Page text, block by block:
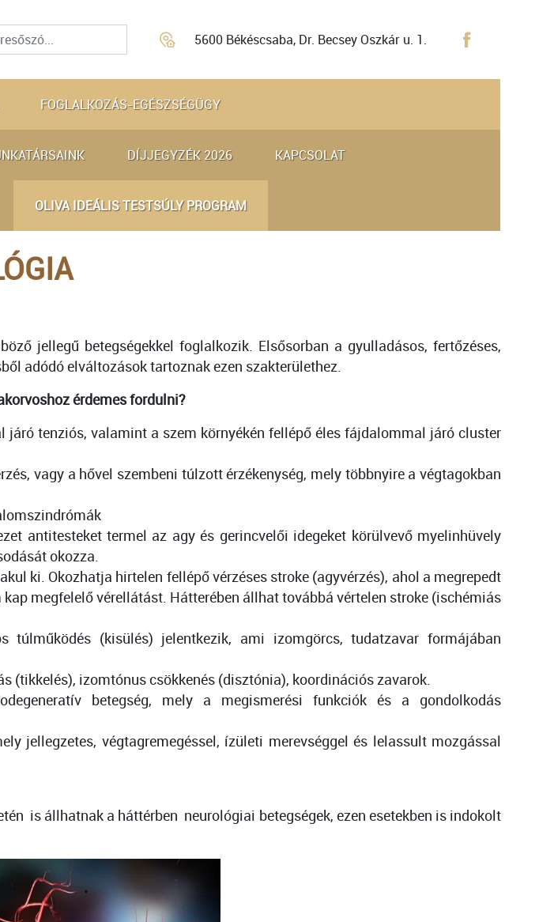
5600 Békéscsaba, Dr. Becsey Oszkár u. 1.
FOGLALKOZÁS-EGÉSZSÉGÜGY
DÍJJEGYZÉK 2026 KAPCSOLAT
OLIVA IDEÁLIS TESTSÚLY PROGRAM
jellegű betegségekkel foglalkozik. Elsősorban a gyulladásos, fertőzéses,
adódó elváltozások tartoznak ezen szakterülethez.
érdemes fordulni?
tenziós, valamint a szem környékén fellépő éles fájdalommal járó cluster
vagy a hővel szembeni túlzott érzékenység, mely többnyire a végtagokban
antitesteket termel az agy és gerincvelői idegeket körülvevő myelinhüvely
okozza.
ki. Okozhatja hirtelen fellépő vérzéses stroke (agyvérzés), ahol a megrepedt
megfelelő vérellátást. Hátterében állhat továbbá vértelen stroke (ischémiás
(kisülés) jelentkezik, ami izomgörcs, tudatzavar formájában
(tikkelés), izomtónus csökkenés (disztónia), koordinációs zavarok.
betegség, mely a megismerési funkciók és a gondolkodás
jellegzetes, végtagremegéssel, ízületi merevséggel és lelassult mozgással
is állhatnak a háttérben neurológiai betegségek, ezen esetekben is indokolt